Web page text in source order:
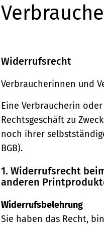
Widerrufsrecht
Verbraucherinnen und
Eine Verbraucherin
Rechtsgeschäft zu
noch ihrer
BGB).
1. Widerrufsrecht
anderen
Widerrufsbelehrung
Sie haben das Recht,